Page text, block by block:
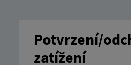
Potvrzení/
zatížení